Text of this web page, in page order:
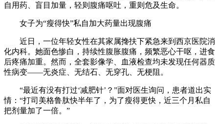
自用药、盲目加量，轻则腹痛呕吐，重则危及生命。
女子为“瘦得快”私自加大药量出现腹痛
近日，一位年轻女性在其家属搀扶下紧急来到西京医院消
化内科。她面色惨白，持续性腹胀腹痛，频繁恶心干呕，进食
后疼痛加重。然而，全套影像学、血液检查均未发现任何器质
性病变——无炎症、无结石、无穿孔、无梗阻。
“最近有没有打过‘减肥针’？”面对医生询问，患者道出实
情：“打司美格鲁肽快半年了，为了瘦得更快，近三个月私自
把剂量加了一倍。”